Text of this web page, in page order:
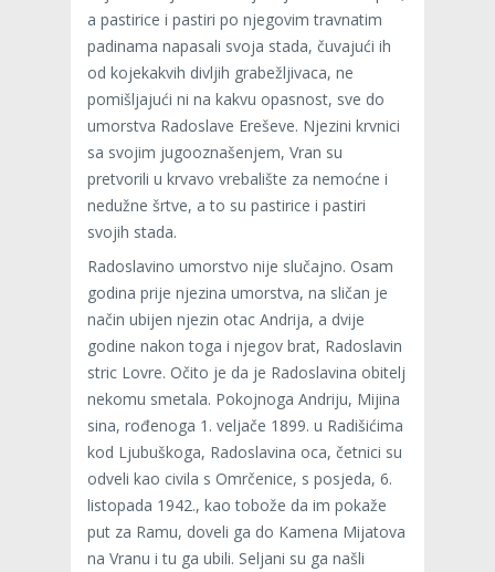
a pastirice i pastiri po njegovim travnatim
padinama napasali svoja stada, čuvajući ih
od kojekakvih divljih grabežljivaca, ne
pomišljajući ni na kakvu opasnost, sve do
umorstva Radoslave Ereševe. Njezini krvnici
sa svojim jugooznašenjem, Vran su
pretvorili u krvavo vrebalište za nemoćne i
nedužne šrtve, a to su pastirice i pastiri
svojih stada.
Radoslavino umorstvo nije slučajno. Osam
godina prije njezina umorstva, na sličan je
način ubijen njezin otac Andrija, a dvije
godine nakon toga i njegov brat, Radoslavin
stric Lovre. Očito je da je Radoslavina obitelj
nekomu smetala. Pokojnoga Andriju, Mijina
sina, rođenoga 1. veljače 1899. u Radišićima
kod Ljubuškoga, Radoslavina oca, četnici su
odveli kao civila s Omrčenice, s posjeda, 6.
listopada 1942., kao tobože da im pokaže
put za Ramu, doveli ga do Kamena Mijatova
na Vranu i tu ga ubili. Seljani su ga našli